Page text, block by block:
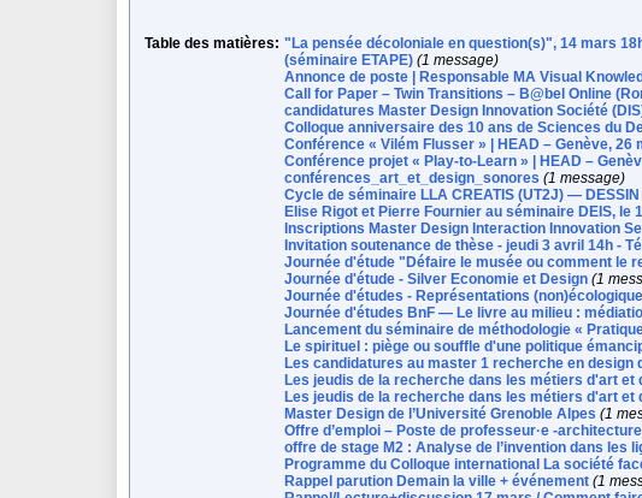
Table des matières: "La pensée décoloniale en question(s)", 14 mars
(séminaire ETAPE) (1 message)
Annonce de poste | Responsable MA Visual
Call for Paper – Twin Transitions – B@bel Online
candidatures Master Design Innovation Société
Colloque anniversaire des 10 ans de Sciences du
Conférence « Vilém Flusser » | HEAD – Genève, 26
Conférence projet « Play-to-Learn » | HEAD –
conférences_art_et_design_sonores (1 message)
Cycle de séminaire LLA CREATIS (UT2J) —
Elise Rigot et Pierre Fournier au séminaire DEIS, le
Inscriptions Master Design Interaction Innovation
Invitation soutenance de thèse - jeudi 3 avril 14h -
Journée d'étude "Défaire le musée ou comment le
Journée d'étude - Silver Economie et Design (1
Journée d'études - Représentations
Journée d'études BnF — Le livre au milieu :
Lancement du séminaire de méthodologie «
Le spirituel : piège ou souffle d'une politique
Les candidatures au master 1 recherche en design
Les jeudis de la recherche dans les métiers d'art et
Les jeudis de la recherche dans les métiers d'art et
Master Design de l’Université Grenoble Alpes (1
Offre d’emploi – Poste de professeur·e -
offre de stage M2 : Analyse de l’invention dans les
Programme du Colloque international La société
Rappel parution Demain la ville + événement (1